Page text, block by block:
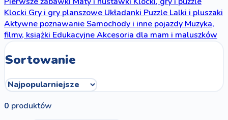
KlockiGry i gry planszoweUkładankiPuzzleLalki i pluszaki
Aktywne poznawanieSamochody i inne pojazdyMuzyka,
filmy, książkiEdukacyjneAkcesoria dla mam i maluszków
Sortowanie
0 produktów